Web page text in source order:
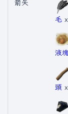
箭矢
毛
液
頭